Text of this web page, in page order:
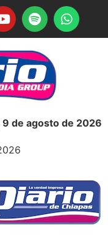
de agosto de 2026